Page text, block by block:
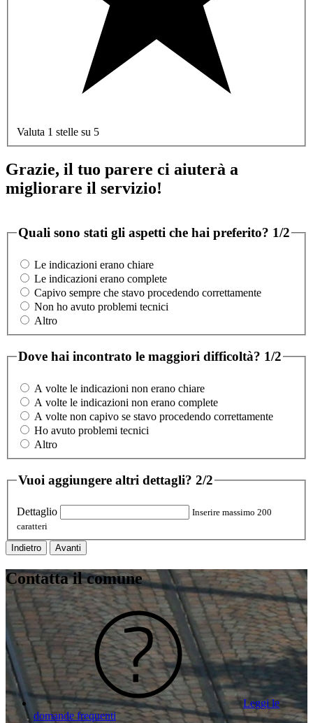
Valuta 1 stelle su 5
Grazie, il tuo parere ci aiuterà a
migliorare il servizio!
Quali sono stati gli aspetti che hai preferito? 1/2
Le indicazioni erano chiare
Le indicazioni erano complete
Capivo sempre che stavo procedendo correttamente
Non ho avuto problemi tecnici
Altro
Dove hai incontrato le maggiori difficoltà? 1/2
A volte le indicazioni non erano chiare
A volte le indicazioni non erano complete
A volte non capivo se stavo procedendo correttamente
Ho avuto problemi tecnici
Altro
Vuoi aggiungere altri dettagli? 2/2
Dettaglio
Inserire massimo 200
caratteri
Indietro Avanti
Contatta il comune
Leggi le
domande frequenti